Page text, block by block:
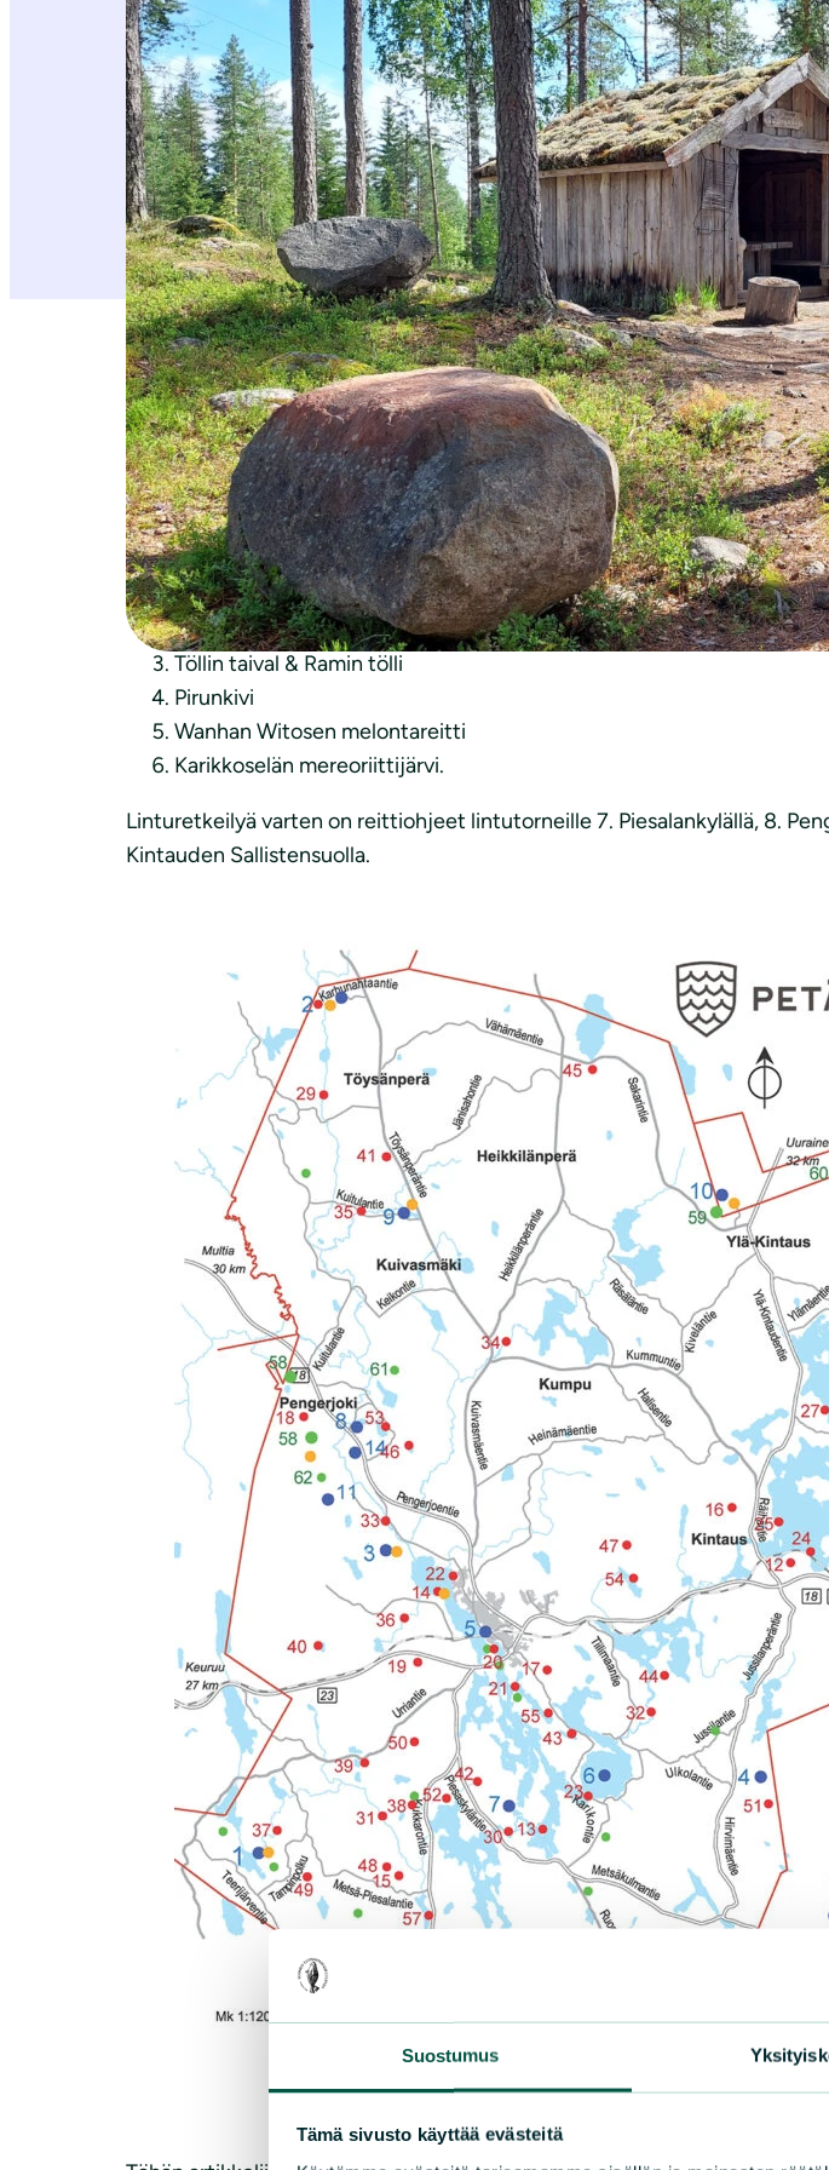
Suostumus
Tämä sivusto käyttää evästeitä
Erilaisia luontokohteita
Lähiluonnossa useimmin liikumme ulkoilemassa, marjastamassa,
muuten vaan.Petäjäveden kunnan verkkosivuiltaja reittiopasteista
paikallisille retkikohteille, joita ovat (numerot viittaavat kartan
Teerijärvensuo-Tampinkierros
Karhunahas
Töllin taival & Ramin tölli
Pirunkivi
Wanhan Witosen melontareitti
Karikkoselän mereoriittijärvi.
Linturetkeilyä varten on reittiohjeet lintutorneille 7. Piesalankylällä, 8.
Kintauden Sallistensuolla.